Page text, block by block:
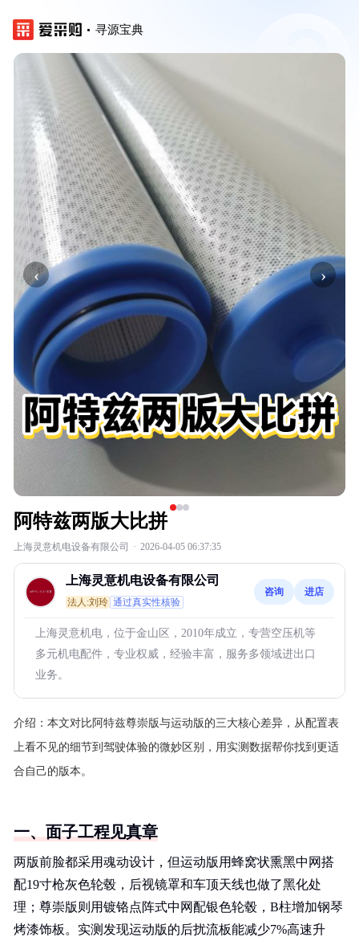
寻源宝典
‹ ›
阿特兹两版大比拼
上海灵意机电设备有限公司 · 2026-04-05 06:37:35
上海灵意机电设备有限公司
法人:刘玲 通过真实性核验
咨询 进店
上海灵意机电，位于金山区，2010年成立，专营空压机等
多元机电配件，专业权威，经验丰富，服务多领域进出口
业务。
介绍： 本文对比阿特兹尊崇版与运动版的三大核心差异，从配置表
上看不见的细节到驾驶体验的微妙区别，用实测数据帮你找到更适
合自己的版本。
一、面子工程见真章
两版前脸都采用魂动设计，但运动版用蜂窝状熏黑中网搭
配19寸枪灰色轮毂，后视镜罩和车顶天线也做了黑化处
理；尊崇版则用镀铬点阵式中网配银色轮毂，B柱增加钢琴
烤漆饰板。实测发现运动版的后扰流板能减少7%高速升